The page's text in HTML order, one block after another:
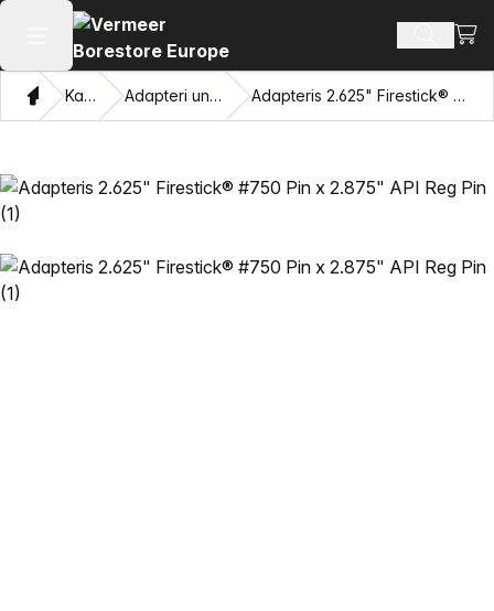
Atvērt galveno izvēlni Meklēt
MājasKatalogu Adapteri un velkamās acis Adapteris 2.625" Firestick® #750 Pin x 2.875" API Reg Pin